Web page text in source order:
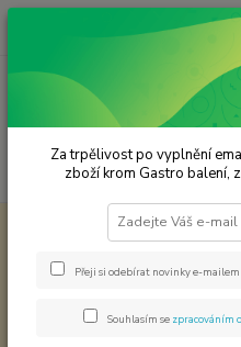
Světová kuchyně - koření
Arašídové
Za trpělivost po vyplnění
zboží krom Gastro balení,
Přeji si odebírat novinky e-
Souhlasím se zpracováním